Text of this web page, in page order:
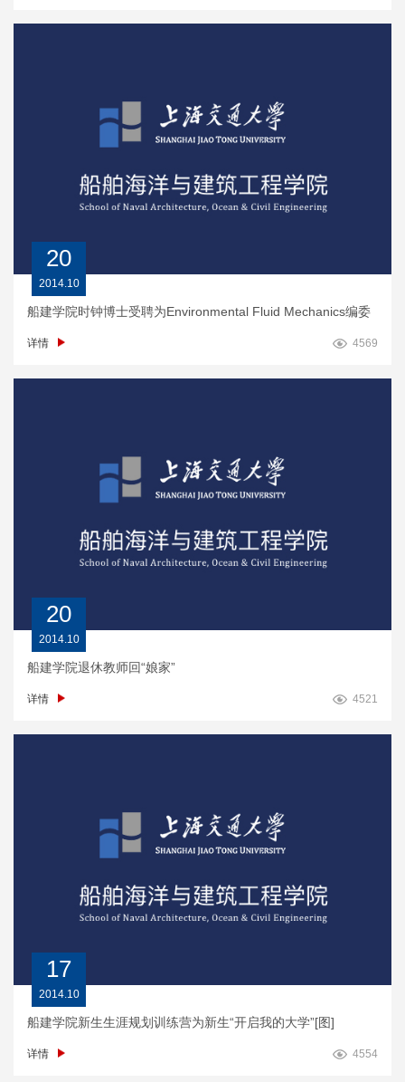
20
2014.10
船建学院时钟博士受聘为Environmental Fluid Mechanics编委
详情 4569
20
2014.10
船建学院退休教师回“娘家”
详情 4521
17
2014.10
船建学院新生生涯规划训练营为新生“开启我的大学”[图]
详情 4554